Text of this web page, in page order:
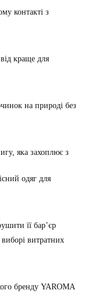
контакті з
краще для
на природі без
яка захоплює з
одяг для
її бар’єр
витратних
бренду YAROMA